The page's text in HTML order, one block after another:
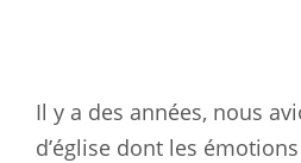
Il y a des années, nous
d’église dont les